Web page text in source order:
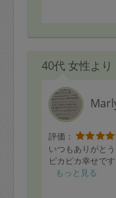
が中に入ってい
ありがとうござ
40代 女性より
評価：
いつもありがとう
ピカピカ幸せです
もっと見る